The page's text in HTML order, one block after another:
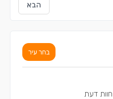
הבא
בחר עיר
חוות דעת